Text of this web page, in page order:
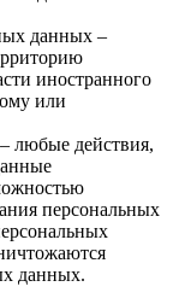
данных –
иностранного
или
любые действия,
персональных
данных.